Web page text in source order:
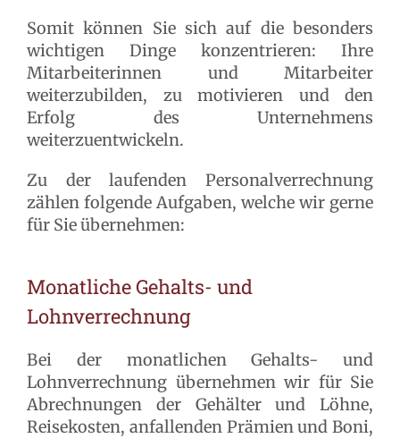
Somit können Sie sich auf die besonders
wichtigen Dinge konzentrieren: Ihre
Mitarbeiterinnen und Mitarbeiter
weiterzubilden, zu motivieren und den
Erfolg des Unternehmens
weiterzuentwickeln.
Zu der laufenden Personalverrechnung
zählen folgende Aufgaben, welche wir gerne
für Sie übernehmen:
Monatliche Gehalts- und
Lohnverrechnung
Bei der monatlichen Gehalts- und
Lohnverrechnung übernehmen wir für Sie
Abrechnungen der Gehälter und Löhne,
Reisekosten, anfallenden Prämien und Boni,